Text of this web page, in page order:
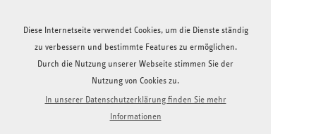
Diese Internetseite verwendet Cookies, um die Dienste ständig
zu verbessern und bestimmte Features zu ermöglichen.
Durch die Nutzung unserer Webseite stimmen Sie der
Nutzung von Cookies zu.
In unserer Datenschutzerklärung finden Sie mehr
Informationen